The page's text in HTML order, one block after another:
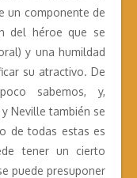
un componente de
del héroe que se
y una humildad
su atractivo. De
sabemos, y,
Neville también se
de todas estas es
tener un cierto
puede presuponer